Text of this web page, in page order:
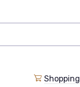
Shopping